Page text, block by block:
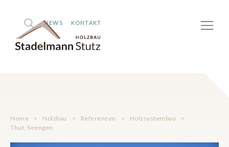
NEWS KONTAKT
Home > Holzbau > Referenzen > Holzsystembau
>
Thut, Seengen